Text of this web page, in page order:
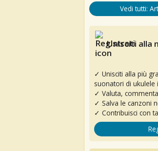
Vedi tutti:
Unisciti alla
✓ Unisciti alla più
suonatori di
✓ Valuta,
✓ Salva le canzoni
✓ Contribuisci con